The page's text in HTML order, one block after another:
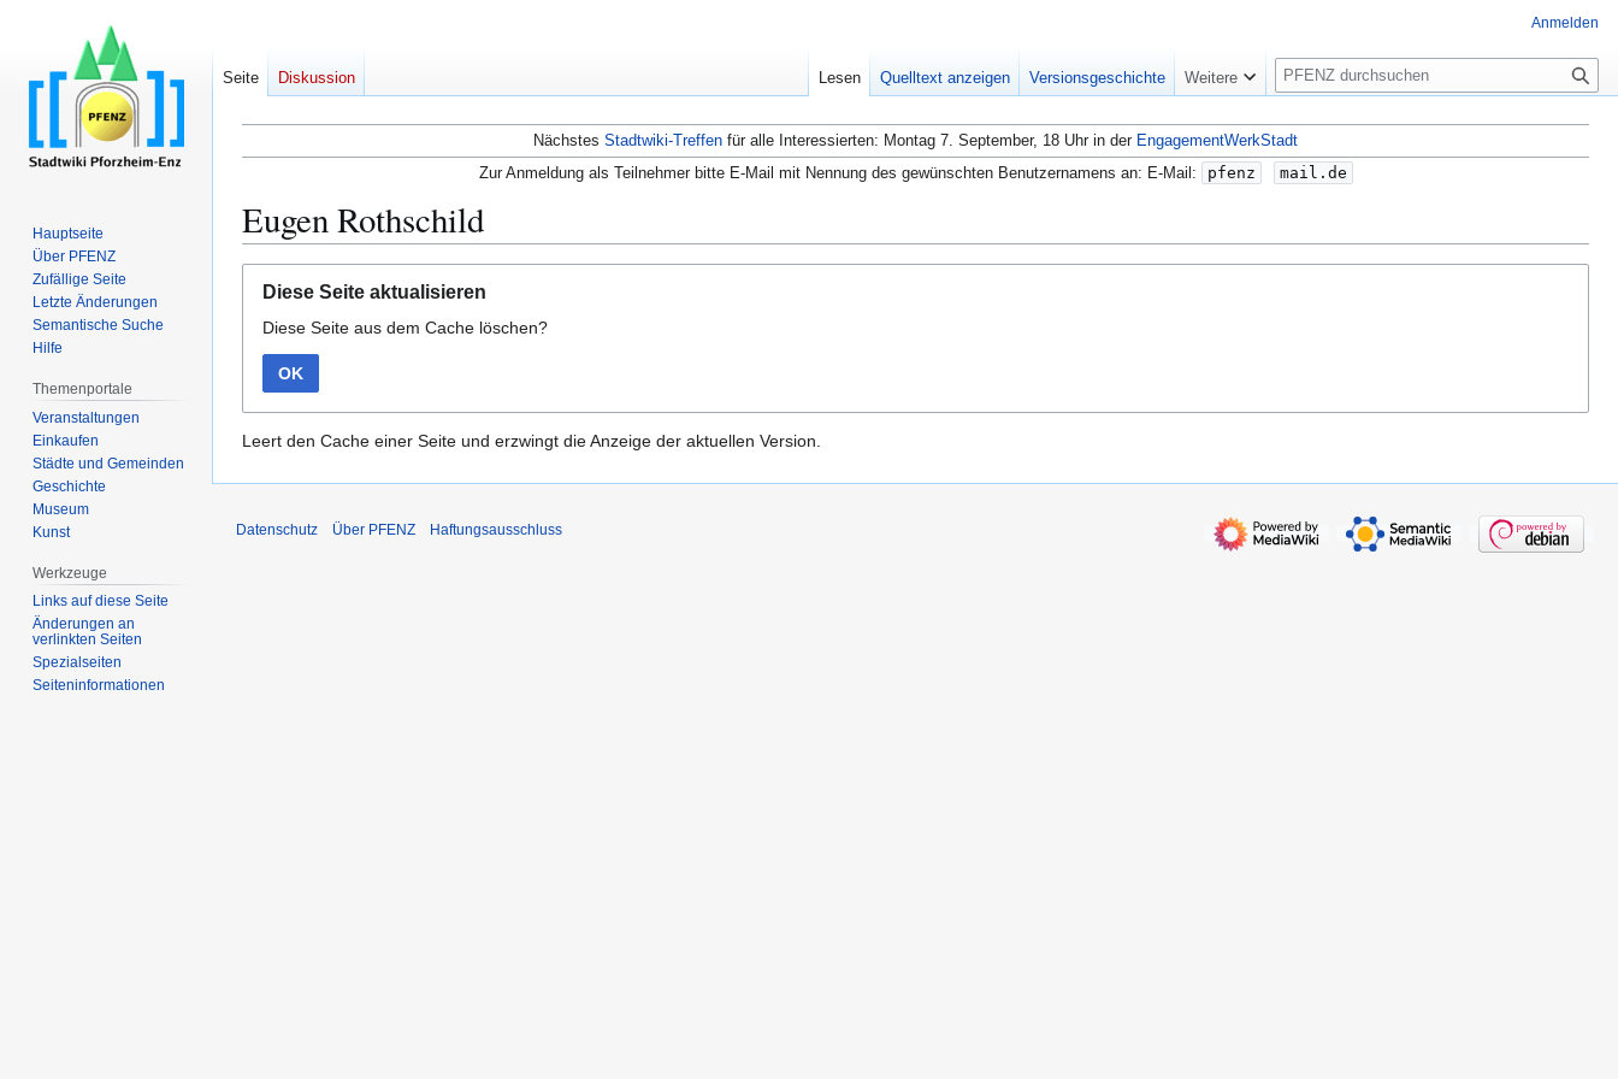
Nächstes Stadtwiki-Treffen für alle Interessierten: Montag 7. September, 18 Uhr in der EngagementWerkStadt
Zur Anmeldung als Teilnehmer bitte E-Mail mit Nennung des gewünschten Benutzernamens an: E-Mail:
pfenz mail.de
Eugen Rothschild
Navigation
springen
Suche
springen
Diese Seite aktualisieren
Diese Seite aus dem Cache löschen?
OK
Leert den Cache einer Seite und erzwingt die Anzeige der aktuellen Version.
Anmelden
Seite Diskussion Lesen Quelltext anzeigen Versionsgeschichte Weitere
S
u
c
h
e
Hauptseite
Über PFENZ
Zufällige Seite
Letzte Änderungen
Semantische Suche
Hilfe
Themenportale
Veranstaltungen
Einkaufen
Städte und Gemeinden
Geschichte
Museum
Kunst
Werkzeuge
Links auf diese Seite
Änderungen an
verlinkten Seiten
Spezialseiten
Seiten­­informationen
Datenschutz Über PFENZ Haftungsausschluss